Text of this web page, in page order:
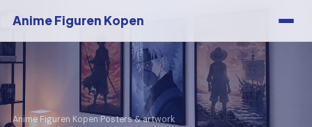
Anime Figuren Kopen
Anime Figuren Kopen›Posters & artwork